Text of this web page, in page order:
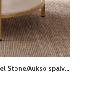
HOLBORN apvalus staliukas (Chanel Stone/Aukso spalvos kojos)